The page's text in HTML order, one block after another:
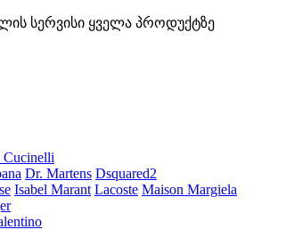
სერვისი ყველა პროდუქტზე
Dr. Martens Dsquared2
Isabel Marant Lacoste Maison Margiela